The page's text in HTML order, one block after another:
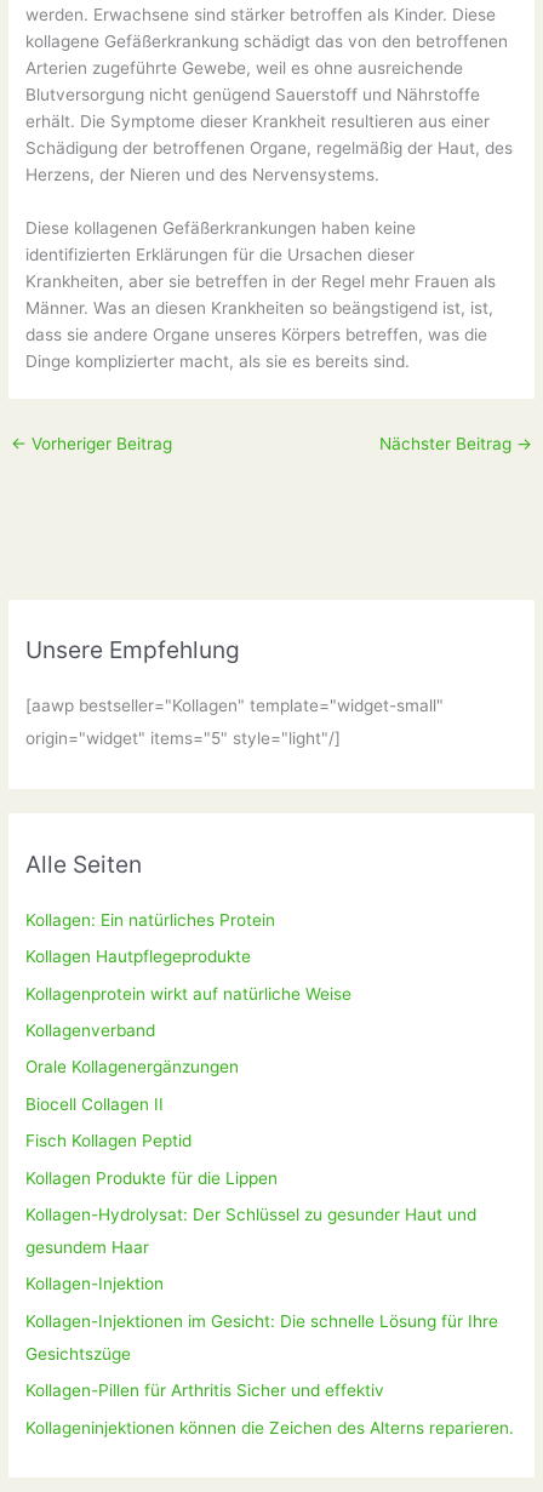
werden. Erwachsene sind stärker betroffen als Kinder. Diese
kollagene Gefäßerkrankung schädigt das von den betroffenen
Arterien zugeführte Gewebe, weil es ohne ausreichende
Blutversorgung nicht genügend Sauerstoff und Nährstoffe
erhält. Die Symptome dieser Krankheit resultieren aus einer
Schädigung der betroffenen Organe, regelmäßig der Haut, des
Herzens, der Nieren und des Nervensystems.
Diese kollagenen Gefäßerkrankungen haben keine
identifizierten Erklärungen für die Ursachen dieser
Krankheiten, aber sie betreffen in der Regel mehr Frauen als
Männer. Was an diesen Krankheiten so beängstigend ist, ist,
dass sie andere Organe unseres Körpers betreffen, was die
Dinge komplizierter macht, als sie es bereits sind.
← Vorheriger Beitrag Nächster Beitrag →
Unsere Empfehlung
[aawp bestseller="Kollagen" template="widget-small"
origin="widget" items="5" style="light"/]
Alle Seiten
Kollagen: Ein natürliches Protein
Kollagen Hautpflegeprodukte
Kollagenprotein wirkt auf natürliche Weise
Kollagenverband
Orale Kollagenergänzungen
Biocell Collagen II
Fisch Kollagen Peptid
Kollagen Produkte für die Lippen
Kollagen-Hydrolysat: Der Schlüssel zu gesunder Haut und
gesundem Haar
Kollagen-Injektion
Kollagen-Injektionen im Gesicht: Die schnelle Lösung für Ihre
Gesichtszüge
Kollagen-Pillen für Arthritis Sicher und effektiv
Kollageninjektionen können die Zeichen des Alterns reparieren.